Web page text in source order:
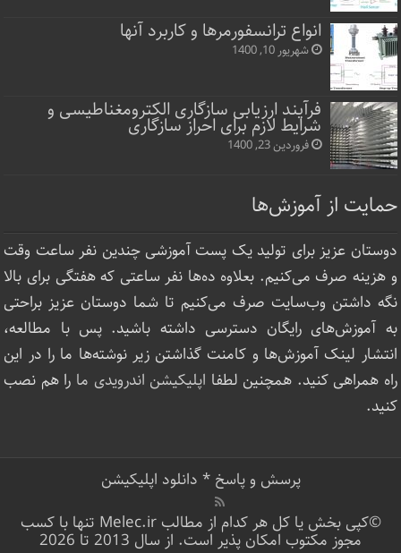
انواع ترانسفورمرها و کاربرد آنها
شهریور 10, 1400
فرآیند ارزیابی سازگاری الکترومغناطیسی و
شرایط لازم برای احراز سازگاری
فروردین 23, 1400
حمایت از آموزش‌ها
دوستان عزیز برای تولید یک پست آموزشی چندین نفر ساعت‌ وقت
و هزینه صرف می‌کنیم. بعلاوه ده‌ها نفر ساعتی که هفتگی برای بالا
نگه داشتن وب‌سایت صرف ‌می‌کنیم تا شما دوستان عزیز براحتی
به آموزش‌های رایگان دسترسی داشته باشید. پس با مطالعه،
انتشار لینک‌ آموزش‌ها و کامنت گذاشتن زیر نوشته‌‌ها ما را در این
راه همراهی کنید. همچنین لطفا اپلیکیشن اندرویدی ما را هم نصب
کنید.
پرسش و پاسخ* دانلود اپلیکیشن
©کپی بخش یا کل هر کدام از مطالب Melec.ir تنها با کسب
مجوز مکتوب امکان پذیر است. از سال 2013 تا 2026